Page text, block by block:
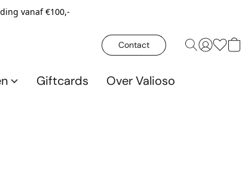
vanaf €100,-
Contact
Giftcards Over Valioso